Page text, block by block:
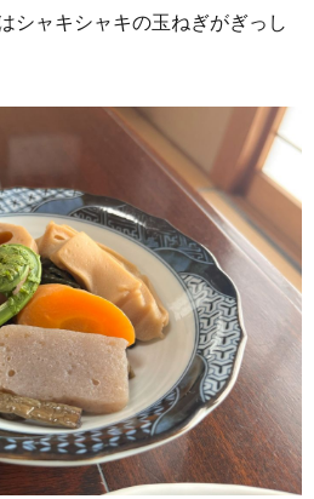
ャキシャキの玉ねぎがぎっし